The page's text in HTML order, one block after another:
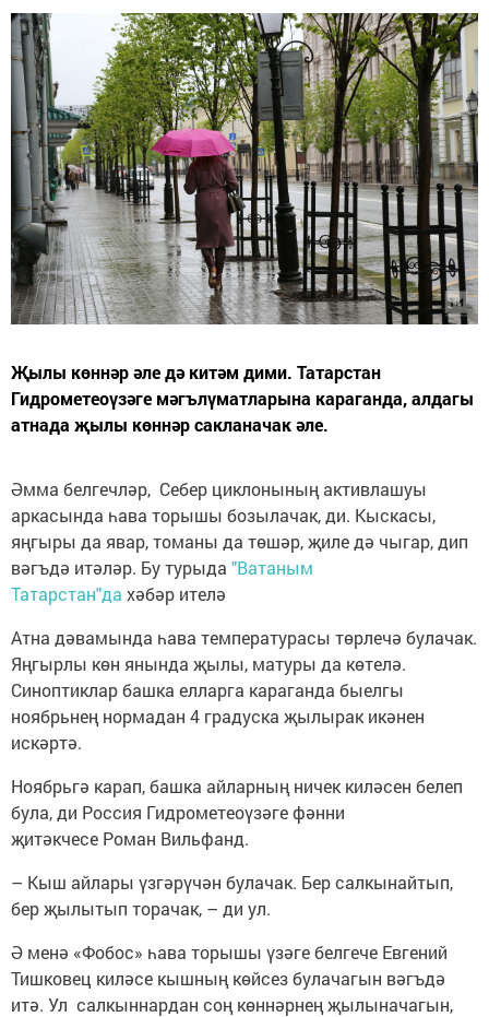
Җылы көннәр әле дә китәм дими. Татарстан
Гидрометеоүзәге мәгълүматларына караганда, алдагы
атнада җылы көннәр сакланачак әле.
Әмма белгечләр, Себер циклонының активлашуы
аркасында һава торышы бозылачак, ди. Кыскасы,
яңгыры да явар, томаны да төшәр, җиле дә чыгар, дип
вәгъдә итәләр. Бу турыда "Ватаным
Татарстан"да хәбәр ителә
Атна дәвамында һава температурасы төрлечә булачак.
Яңгырлы көн янында җылы, матуры да көтелә.
Синоптиклар башка елларга караганда быелгы
ноябрьнең нормадан 4 градуска җылырак икәнен
искәртә.
Ноябрьгә карап, башка айларның ничек киләсен белеп
була, ди Россия Гидрометеоүзәге фәнни
җитәкчесе Роман Вильфанд.
– Кыш айлары үзгәрүчән булачак. Бер салкынайтып,
бер җылытып торачак, – ди ул.
Ә менә «Фобос» һава торышы үзәге белгече Евгений
Тишковец киләсе кышның көйсез булачагын вәгъдә
итә. Ул салкыннардан соң көннәрнең җылыначагын,